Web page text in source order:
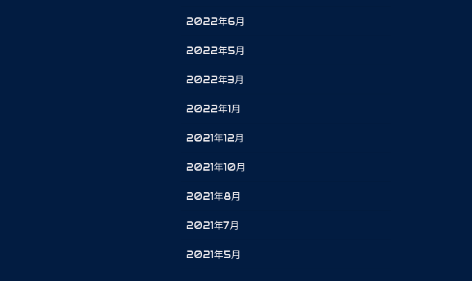
2022年6月
2022年5月
2022年3月
2022年1月
2021年12月
2021年10月
2021年8月
2021年7月
2021年5月